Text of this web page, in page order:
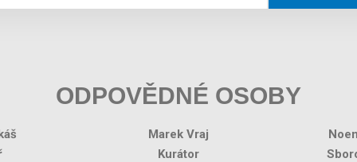
ODPOVĚDNÉ OSOBY
Marek Vraj
Kurátor